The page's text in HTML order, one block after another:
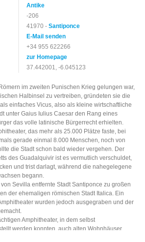
Antike
-206
41970 -Santiponce
E-Mail senden
+34 955 622266
zur Homepage
37.442001, -6.045123
im zweiten Punischen Krieg gelungen war,
Halbinsel zu vertreiben, gründeten sie die
einfaches Vicus, also als kleine wirtschaftliche
unter Gaius Iulius Caesar den Rang eines
das volle latinische Bürgerrecht erhielten.
das mehr als 25.000 Plätze faste, bei
gerade einmal 8.000 Menschen, noch von
die Stadt schon bald wieder vergehen. Der
des Guadalquivir ist es vermutlich verschuldet,
und trist darlagt, während die nahegelegene
begann.
Sevilla entfernte Stadt Santiponce zu großen
der ehemaligen römischen Stadt Italica. Ein
wurden jedoch ausgegraben und der
Amphitheater, in dem selbst
werden konnten, auch alten Wohnhäuser,